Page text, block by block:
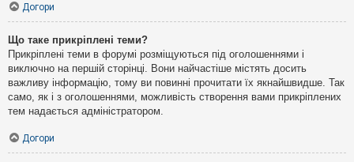
Догори
Що таке прикріплені теми?
Прикріплені теми в форумі розміщуються під оголошеннями і
виключно на першій сторінці. Вони найчастіше містять досить
важливу інформацію, тому ви повинні прочитати їх якнайшвидше. Так
само, як і з оголошеннями, можливість створення вами прикріплених
тем надається адміністратором.
Догори